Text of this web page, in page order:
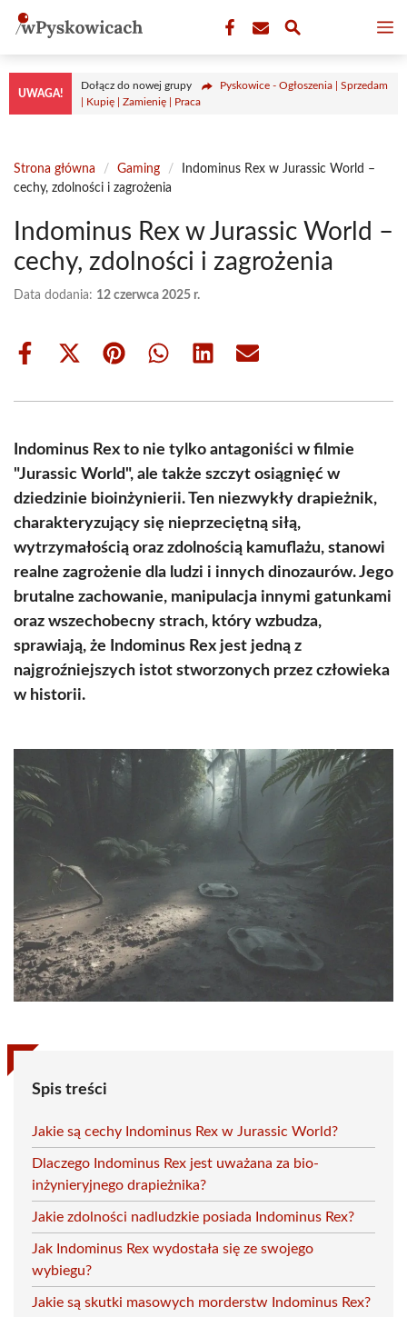
Przejdź
treści
UWAGA!
Dołącz do nowej grupy
Pyskowice - Ogłoszenia | Sprzedam
| Kupię | Zamienię | Praca
Strona główna / Gaming /
Indominus Rex w Jurassic World –
cechy, zdolności i zagrożenia
Indominus Rex w Jurassic World –
cechy, zdolności i zagrożenia
Data dodania: 12 czerwca 2025 r.
Share
Share
(Twitter)
Share Share Share Share
Indominus Rex to nie tylko antagoniści w filmie
"Jurassic World", ale także szczyt osiągnięć w
dziedzinie bioinżynierii. Ten niezwykły drapieżnik,
charakteryzujący się nieprzeciętną siłą,
wytrzymałością oraz zdolnością kamuflażu, stanowi
realne zagrożenie dla ludzi i innych dinozaurów. Jego
brutalne zachowanie, manipulacja innymi gatunkami
oraz wszechobecny strach, który wzbudza,
sprawiają, że Indominus Rex jest jedną z
najgroźniejszych istot stworzonych przez człowieka
w historii.
Spis treści
Jakie są cechy Indominus Rex w Jurassic World?
Dlaczego Indominus Rex jest uważana za bio-
inżynieryjnego drapieżnika?
Jakie zdolności nadludzkie posiada Indominus Rex?
Jak Indominus Rex wydostała się ze swojego
wybiegu?
Jakie są skutki masowych morderstw Indominus Rex?